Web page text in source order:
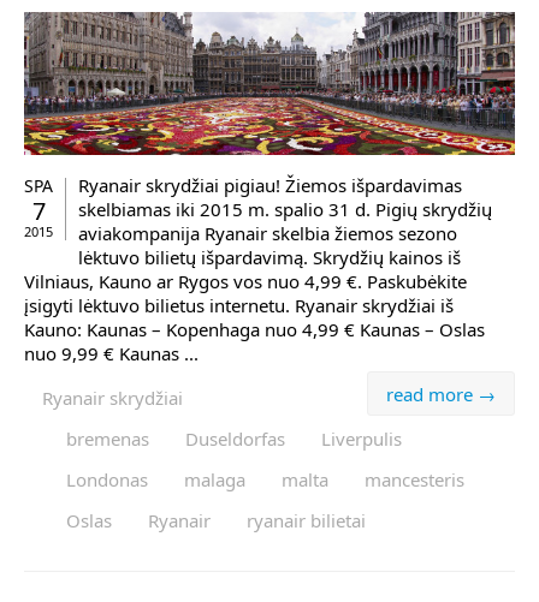
SPA
7
2015
Ryanair skrydžiai pigiau! Žiemos išpardavimas
skelbiamas iki 2015 m. spalio 31 d. Pigių skrydžių
aviakompanija Ryanair skelbia žiemos sezono
lėktuvo bilietų išpardavimą. Skrydžių kainos iš
Vilniaus, Kauno ar Rygos vos nuo 4,99 €. Paskubėkite
įsigyti lėktuvo bilietus internetu. Ryanair skrydžiai iš
Kauno: Kaunas – Kopenhaga nuo 4,99 € Kaunas – Oslas
nuo 9,99 € Kaunas ...
read more →
Ryanair skrydžiai
bremenas
Duseldorfas
Liverpulis
Londonas
malaga malta
mancesteris
Oslas
Ryanair ryanair bilietai